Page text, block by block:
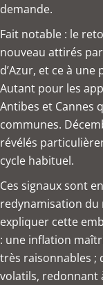
demande.
Fait notable : le
nouveau attirés
d’Azur, et ce à
Autant pour les
Antibes et Cannes
communes.
révélés
cycle habituel.
Ces signaux sont
redynamisation
expliquer cette
: une inflation
très raisonnables ;
volatils, redonnant